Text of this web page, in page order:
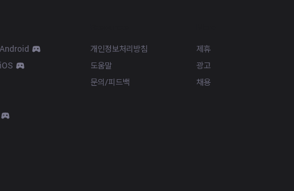
개인정보처리방침
도움말
문의/피드백
제휴
광고
채용